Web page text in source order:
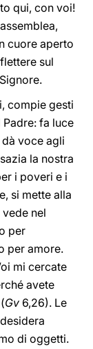
qui, con voi!
cuore aperto
sul
compie gesti
fa luce
voce agli
la nostra
i poveri e i
si mette alla
nel
per
per amore.
mi cercate
avete
Gv 6,26). Le
di oggetti.